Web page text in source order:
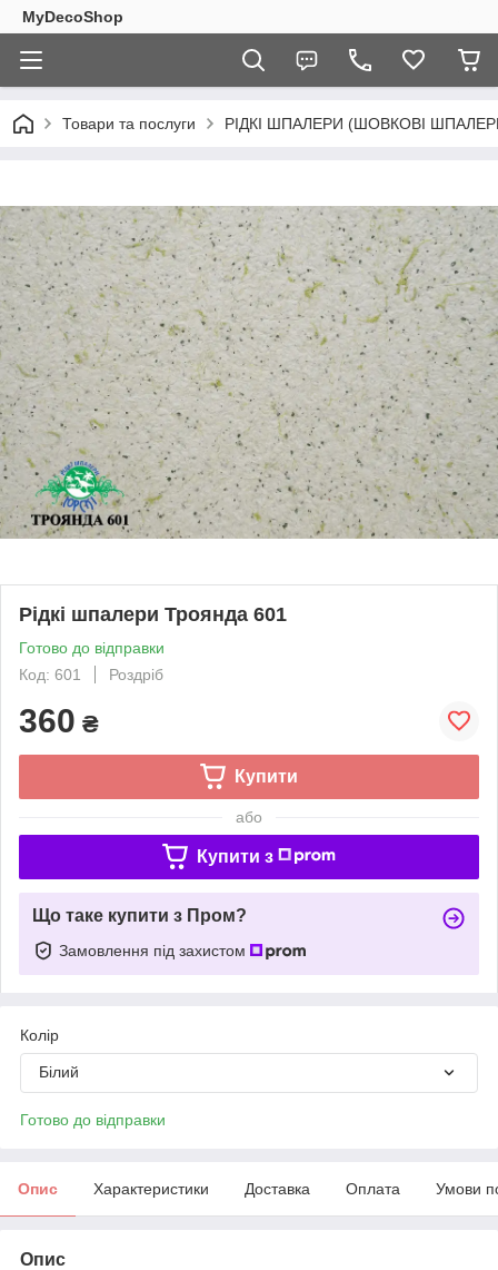
MyDecoShop
Товари та послуги РІДКІ ШПАЛЕРИ (ШОВКОВІ
Рідкі шпалери Троянда 601
Готово до відправки
Код: 601
Роздріб
360 ₴
Купити
або
Купити з
Що таке купити з Пром?
Замовлення під захистом
Колір
Білий
Готово до відправки
Опис Характеристики Доставка Оплата Умови
Опис